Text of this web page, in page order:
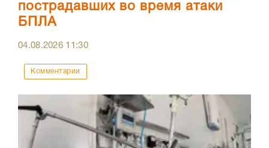
пострадавших во время атаки
БПЛА
04.08.2026 11:30
Комментарии